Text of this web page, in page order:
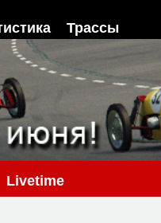
Трассы
Livetime